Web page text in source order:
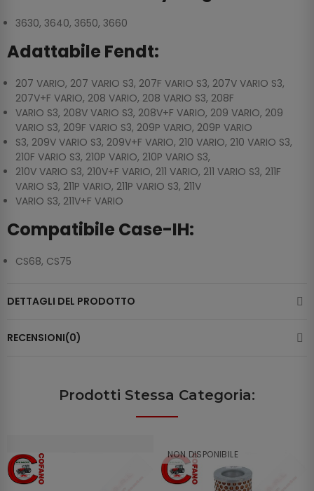
3630, 3640, 3650, 3660
Adattabile Fendt:
207 VARIO, 207 VARIO S3, 207F VARIO S3, 207V VARIO S3,
207V+F VARIO, 208 VARIO, 208 VARIO S3, 208F
VARIO S3, 208V VARIO S3, 208V+F VARIO, 209 VARIO, 209
VARIO S3, 209F VARIO S3, 209P VARIO, 209P VARIO
S3, 209V VARIO S3, 209V+F VARIO, 210 VARIO, 210 VARIO S3,
210F VARIO S3, 210P VARIO, 210P VARIO S3,
210V VARIO S3, 210V+F VARIO, 211 VARIO, 211 VARIO S3, 211F
VARIO S3, 211P VARIO, 211P VARIO S3, 211V
VARIO S3, 211V+F VARIO
Compatibile Case-IH:
CS68, CS75
DETTAGLI DEL PRODOTTO
RECENSIONI(0)
Prodotti Stessa Categoria:
NON DISPONIBILE